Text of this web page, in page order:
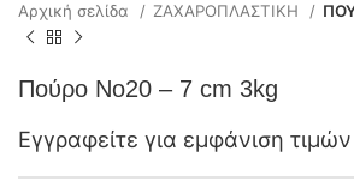
Αρχική σελίδα ΖΑΧΑΡΟΠΛΑΣΤΙΚΗ
Πούρο No20 – 7 cm 3kg
Εγγραφείτε για εμφάνιση τιμών